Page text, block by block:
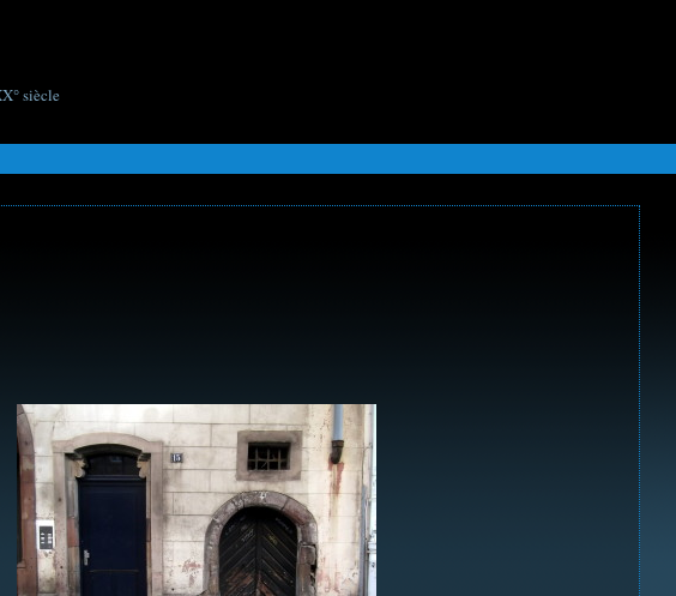
siècle